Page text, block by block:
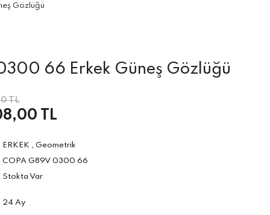
Gözlüğü
66 Erkek Güneş Gözlüğü
TL
TL
ERKEK , Geometrik
COPA G89V 0300 66
Stokta Var
24 Ay